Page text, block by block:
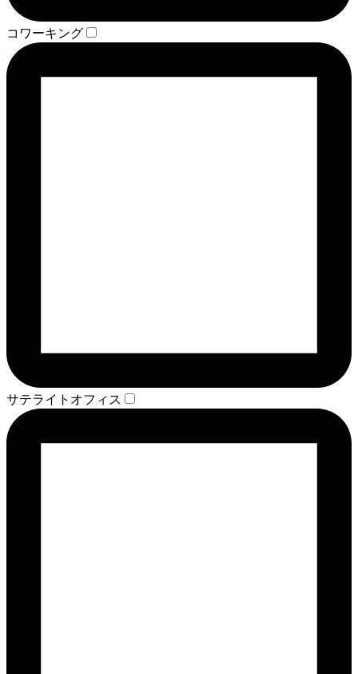
コワーキング
サテライトオフィス